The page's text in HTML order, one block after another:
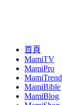
首頁
MamiTV
MamiPro
MamiTrend
MamiBible
MamiBlog